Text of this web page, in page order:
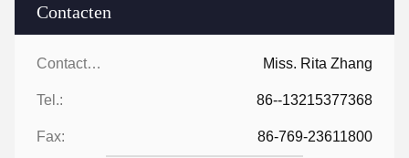
Contacten
Contacten: Miss. Rita Zhang
Tel.: 86--13215377368
Fax: 86-769-23611800